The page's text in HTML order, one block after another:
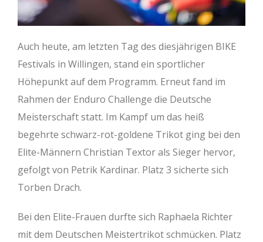
Auch heute, am letzten Tag des diesjährigen BIKE
Festivals in Willingen, stand ein sportlicher
Höhepunkt auf dem Programm. Erneut fand im
Rahmen der Enduro Challenge die Deutsche
Meisterschaft statt. Im Kampf um das heiß
begehrte schwarz-rot-goldene Trikot ging bei den
Elite-Männern Christian Textor als Sieger hervor,
gefolgt von Petrik Kardinar. Platz 3 sicherte sich
Torben Drach.
Bei den Elite-Frauen durfte sich Raphaela Richter
mit dem Deutschen Meistertrikot schmücken. Platz